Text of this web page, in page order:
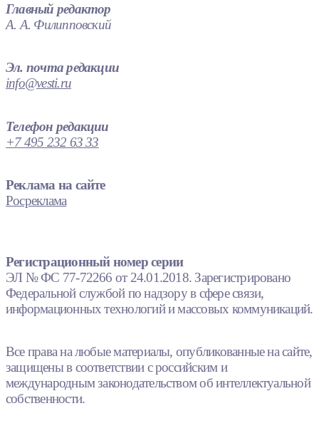
Главный редактор
А. А. Филипповский
Эл. почта редакции
info@vesti.ru
Телефон редакции
+7 495 232 63 33
Реклама на сайте
Росреклама
Регистрационный номер серии
ЭЛ № ФС 77-72266 от 24.01.2018. Зарегистрировано
Федеральной службой по надзору в сфере связи,
информационных технологий и массовых коммуникаций.
Все права на любые материалы, опубликованные на сайте,
защищены в соответствии с российским и
международным законодательством об интеллектуальной
собственности.